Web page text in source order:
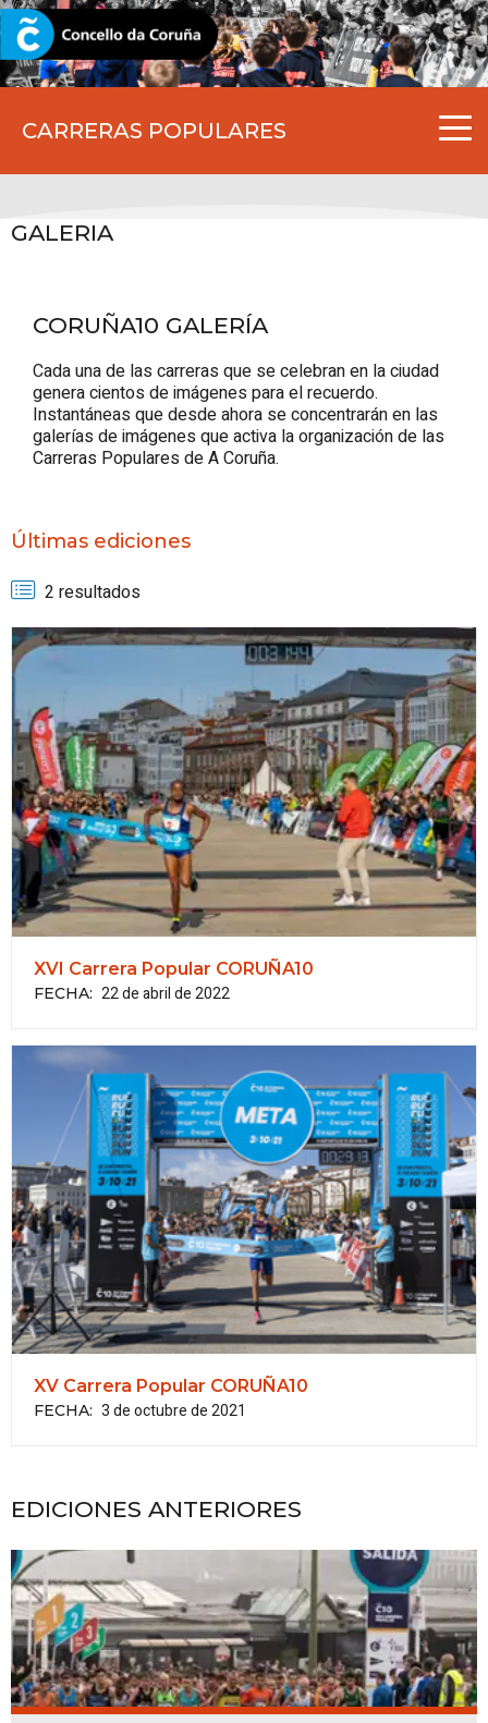
CARRERAS POPULARES
CORUNA.GAL
GALERIA
CORUÑA10 GALERÍA
Cada una de las carreras que se celebran en la ciudad
genera cientos de imágenes para el recuerdo.
Instantáneas que desde ahora se concentrarán en las
galerías de imágenes que activa la organización de las
Carreras Populares de A Coruña.
Últimas ediciones
2 resultados
XVI Carrera Popular CORUÑA10
FECHA: 22 de abril de 2022
XV Carrera Popular CORUÑA10
FECHA: 3 de octubre de 2021
EDICIONES ANTERIORES